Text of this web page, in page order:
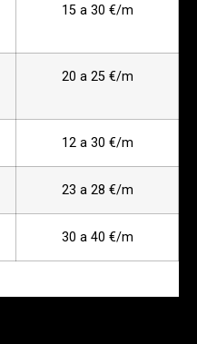
15 a 30 €/m
20 a 25 €/m
12 a 30 €/m
23 a 28 €/m
30 a 40 €/m